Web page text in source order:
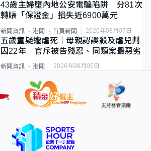
43歲主婦墮內地公安電騙陷阱 分81次
轉賬「保證金」損失近6900萬元
新聞資訊 港聞 首頁新聞 2026年08月07日
五歲童疑遭虐死｜母親認誤殺及虐兒判
囚22年 官斥被告殘忍、同類案最惡劣
新聞資訊 港聞 2026年08月05日